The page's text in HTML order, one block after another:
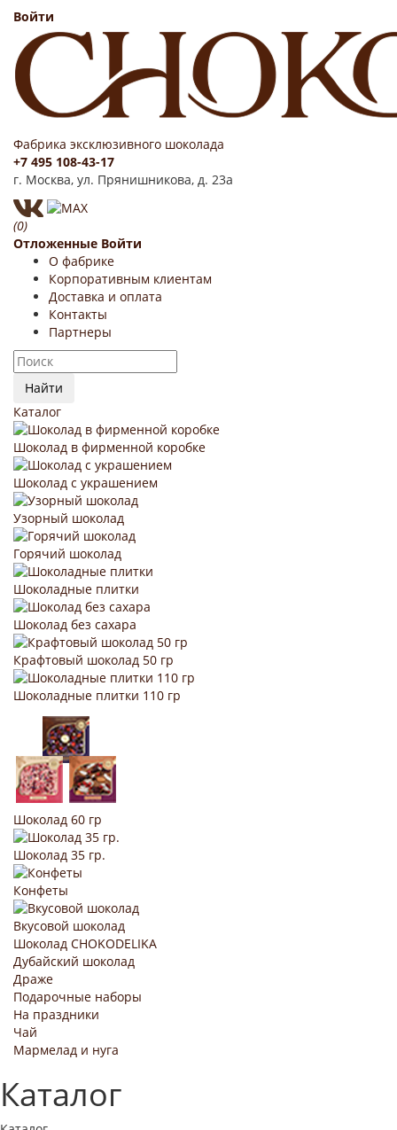
Войти
Фабрика эксклюзивного шоколада
+7 495 108-43-17
г. Москва, ул. Прянишникова, д. 23а
(0)
Отложенные Войти
О фабрике
Корпоративным клиентам
Доставка и оплата
Контакты
Партнеры
Найти
Каталог
Шоколад в фирменной коробке
Шоколад с украшением
Узорный шоколад
Горячий шоколад
Шоколадные плитки
Шоколад без сахара
Крафтовый шоколад 50 гр
Шоколадные плитки 110 гр
Шоколад 60 гр
Шоколад 35 гр.
Конфеты
Вкусовой шоколад
Шоколад CHOKODELIKA
Дубайский шоколад
Драже
Подарочные наборы
На праздники
Чай
Мармелад и нуга
Каталог